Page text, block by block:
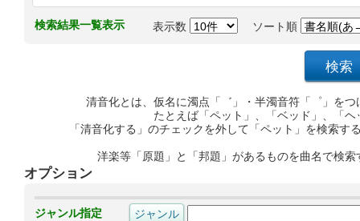
検索結果一覧表示 表示数 ソート順
清音化とは、仮名に濁点「゛」・半濁音符「゜」を
たとえば「ペット」、「ベッド」、「
「清音化する」のチェックを外して「ペット」を検索
洋楽等「原題」と「邦題」があるものを曲名で検
オプション
ジャンル指定